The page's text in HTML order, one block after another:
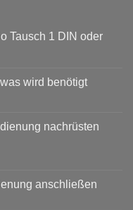
Tausch 1 DIN oder
wird benötigt
nachrüsten
anschließen